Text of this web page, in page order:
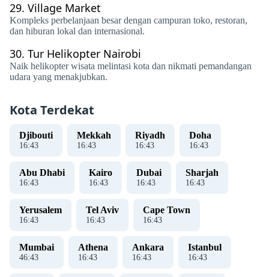
29. Village Market
Kompleks perbelanjaan besar dengan campuran toko, restoran,
dan hiburan lokal dan internasional.
30. Tur Helikopter Nairobi
Naik helikopter wisata melintasi kota dan nikmati pemandangan
udara yang menakjubkan.
Kota Terdekat
Djibouti
16:44
Mekkah
16:44
Riyadh
16:44
Doha
16:44
Abu Dhabi
16:44
Kairo
16:44
Dubai
16:44
Sharjah
16:44
Yerusalem
16:44
Tel Aviv
16:44
Cape Town
16:44
Mumbai
46:44
Athena
16:44
Ankara
16:44
Istanbul
16:44